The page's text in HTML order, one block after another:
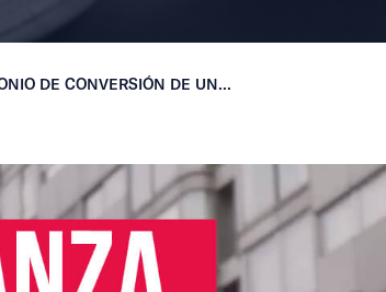
DE CONVERSIÓN DE UN...